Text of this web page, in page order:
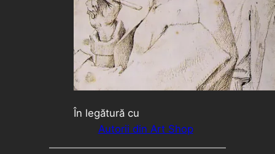
În legătură cu
Autorii din Art Shop